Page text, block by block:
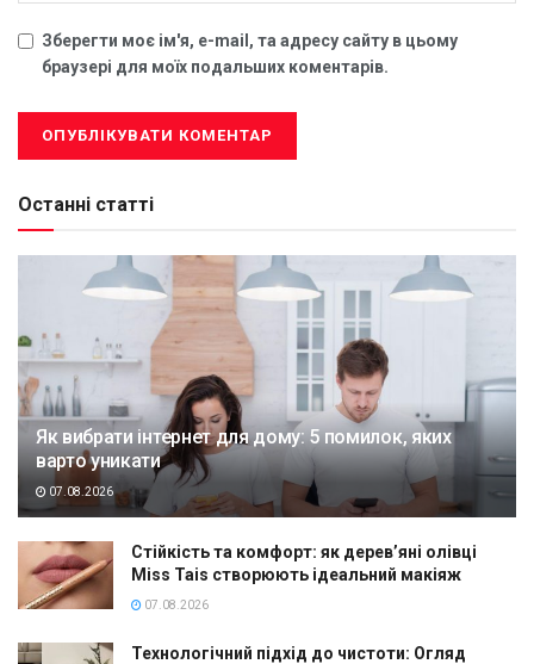
Зберегти моє ім'я, e-mail, та адресу сайту в цьому
браузері для моїх подальших коментарів.
Останні статті
Як вибрати інтернет для дому: 5 помилок, яких
варто уникати
07.08.2026
Стійкість та комфорт: як дерев’яні олівці
Miss Tais створюють ідеальний макіяж
07.08.2026
Технологічний підхід до чистоти: Огляд